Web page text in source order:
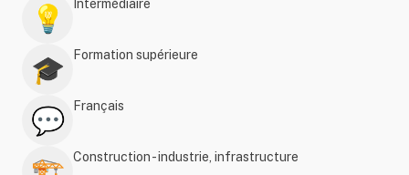
💡 Intermédiaire
🎓 Formation supérieure
💬 Français
Construction - industrie, infrastructure